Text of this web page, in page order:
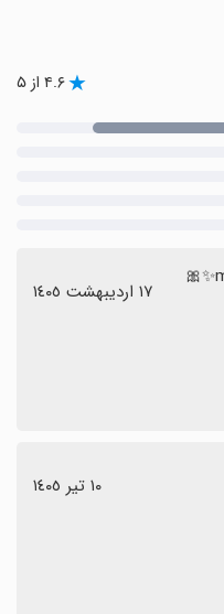
۴.۶ از ۵
١٧ اردیبهشت ١٤٠٥
١٠ تیر ١٤٠٥